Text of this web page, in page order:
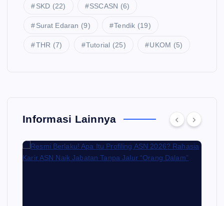
SKD (22) SSCASN (6)
Surat Edaran (9) Tendik (19)
THR (7) Tutorial (25) UKOM (5)
Informasi Lainnya